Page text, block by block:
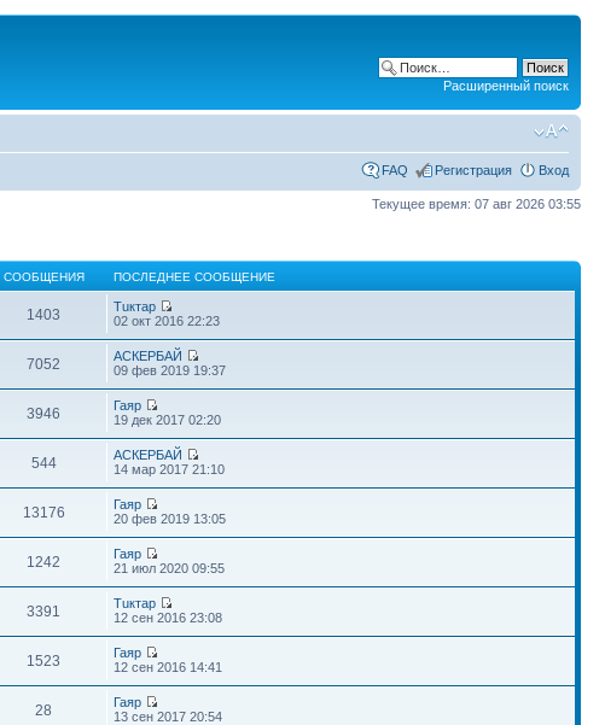
Расширенный поиск
FAQ Регистрация Вход
Текущее время: 07 авг 2026 03:55
СООБЩЕНИЯ ПОСЛЕДНЕЕ СООБЩЕНИЕ
1403
Тuктар
02 окт 2016 22:23
7052
АСКЕРБАЙ
09 фев 2019 19:37
3946
Гаяр
19 дек 2017 02:20
544
АСКЕРБАЙ
14 мар 2017 21:10
13176
Гаяр
20 фев 2019 13:05
1242
Гаяр
21 июл 2020 09:55
3391
Тuктар
12 сен 2016 23:08
1523
Гаяр
12 сен 2016 14:41
28
Гаяр
13 сен 2017 20:54